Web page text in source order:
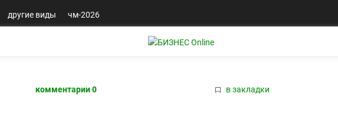
другие виды чм-2026
комментарии 0 в закладки